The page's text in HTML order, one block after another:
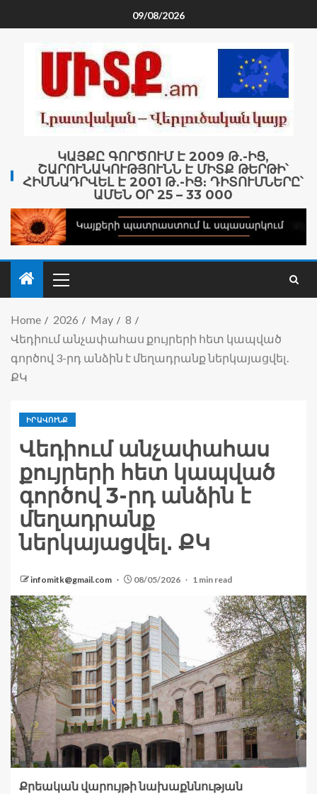
09/08/2026
ԿԱՅՔԸ ԳՈՐԾՈՒՄ Է 2009 Թ․-ԻՑ,
ՇԱՐՈՒՆԱԿՈՒԹՅՈՒՆՆ Է ՄԻՏՔ ԹԵՐԹԻ՝
ՀԻՄՆԱԴՐՎԵԼ Է 2001 Թ․-ԻՑ։ ԴԻՏՈՒՄՆԵՐԸ՝
ԱՄԵՆ ՕՐ 25 – 33 000
Home 2026 May
8
Վեդիում անչափահաս քույրերի հետ կապված
գործով 3-րդ անձին է մեղադրանք ներկայացվել․
ՔԿ
ԻՐԱՎՈՒՆՔ
Վեդիում անչափահաս
քույրերի հետ կապված
գործով 3-րդ անձին է
մեղադրանք
ներկայացվել․ ՔԿ
infomitk@gmail.com 08/05/2026 1 min read
Քրեական վարույթի նախաքննության